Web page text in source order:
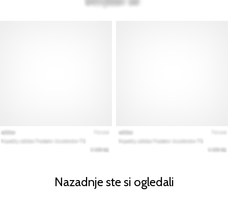
Nazadnje ste si ogledali